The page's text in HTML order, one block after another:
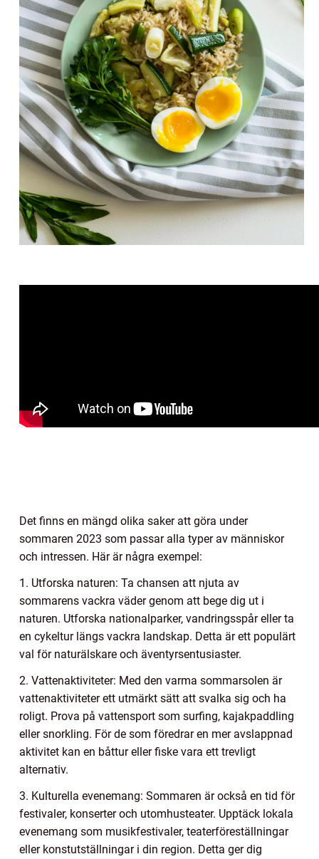
Det finns en mängd olika saker att göra under
sommaren 2023 som passar alla typer av människor
och intressen. Här är några exempel:
1. Utforska naturen: Ta chansen att njuta av
sommarens vackra väder genom att bege dig ut i
naturen. Utforska nationalparker, vandringsspår eller ta
en cykeltur längs vackra landskap. Detta är ett populärt
val för naturälskare och äventyrsentusiaster.
2. Vattenaktiviteter: Med den varma sommarsolen är
vattenaktiviteter ett utmärkt sätt att svalka sig och ha
roligt. Prova på vattensport som surfing, kajakpaddling
eller snorkling. För de som föredrar en mer avslappnad
aktivitet kan en båttur eller fiske vara ett trevligt
alternativ.
3. Kulturella evenemang: Sommaren är också en tid för
festivaler, konserter och utomhusteater. Upptäck lokala
evenemang som musikfestivaler, teaterföreställningar
eller konstutställningar i din region. Detta ger dig